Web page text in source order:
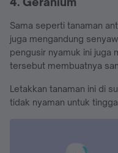
Sama seperti tanaman
juga mengandung
pengusir nyamuk ini juga
tersebut membuatnya
Letakkan tanaman ini di
tidak nyaman untuk